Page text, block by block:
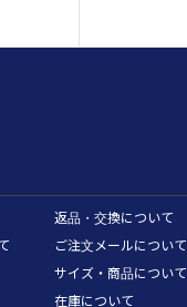
返品・交換について
ご注文メールについて
サイズ・商品について
在庫について